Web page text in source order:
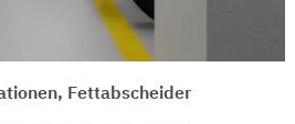
Fettabscheider